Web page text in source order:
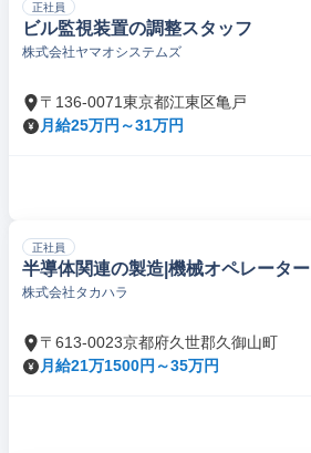
正社員
ビル監視装置の調整スタッフ
株式会社ヤマオシステムズ
〒136-0071東京都江東区亀戸
月給25万円～31万円
正社員
半導体関連の製造|機械オペレーター
株式会社タカハラ
〒613-0023京都府久世郡久御山町
月給21万1500円～35万円